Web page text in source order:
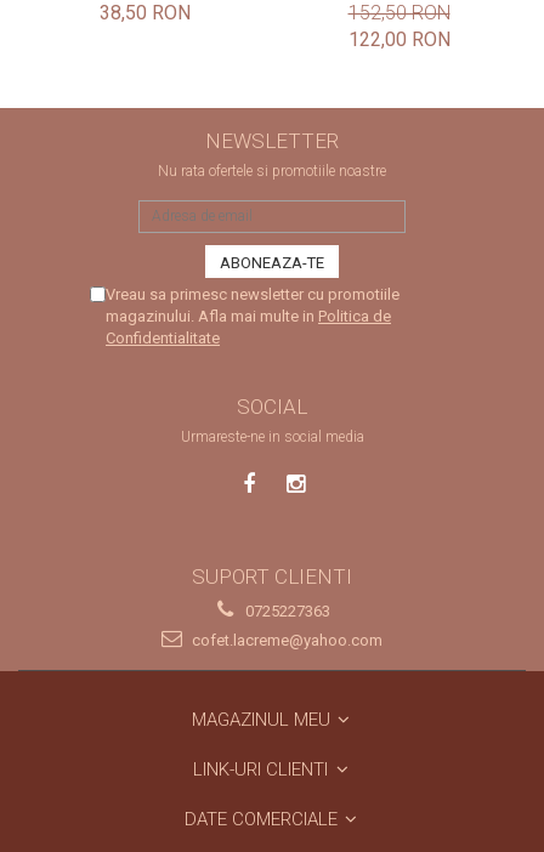
38,50 RON
152,50 RON
122,00 RON
NEWSLETTER
Nu rata ofertele si promotiile noastre
Vreau sa primesc newsletter cu promotiile
magazinului. Afla mai multe in Politica de
Confidentialitate
SOCIAL
Urmareste-ne in social media
SUPORT CLIENTI
0725227363
cofet.lacreme@yahoo.com
MAGAZINUL MEU
LINK-URI CLIENTI
DATE COMERCIALE